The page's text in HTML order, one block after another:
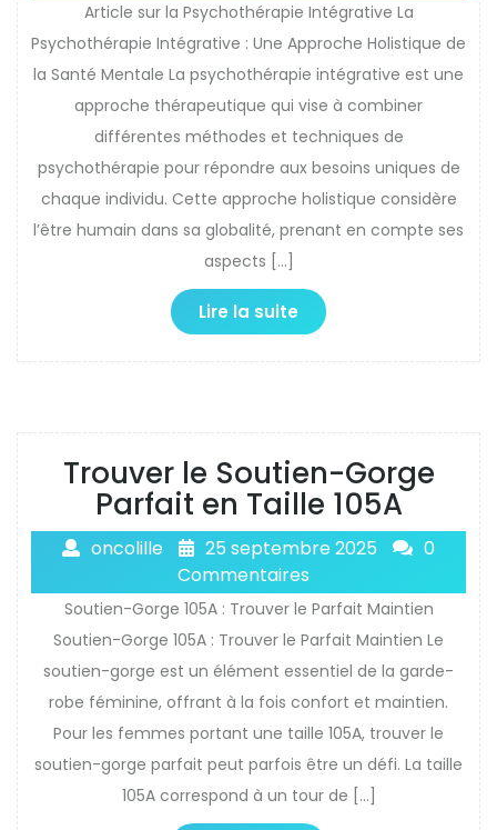
Article sur la Psychothérapie Intégrative La
Psychothérapie Intégrative : Une Approche Holistique de
la Santé Mentale La psychothérapie intégrative est une
approche thérapeutique qui vise à combiner
différentes méthodes et techniques de
psychothérapie pour répondre aux besoins uniques de
chaque individu. Cette approche holistique considère
l’être humain dans sa globalité, prenant en compte ses
aspects […]
Lire la suite
Trouver le Soutien-Gorge
Parfait en Taille 105A
oncolille 25 septembre 2025
0
Commentaires
Soutien-Gorge 105A : Trouver le Parfait Maintien
Soutien-Gorge 105A : Trouver le Parfait Maintien Le
soutien-gorge est un élément essentiel de la garde-
robe féminine, offrant à la fois confort et maintien.
Pour les femmes portant une taille 105A, trouver le
soutien-gorge parfait peut parfois être un défi. La taille
105A correspond à un tour de […]